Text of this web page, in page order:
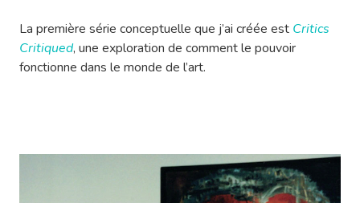
La première série conceptuelle que j’ai créée est Critics
Critiqued, une exploration de comment le pouvoir
fonctionne dans le monde de l’art.